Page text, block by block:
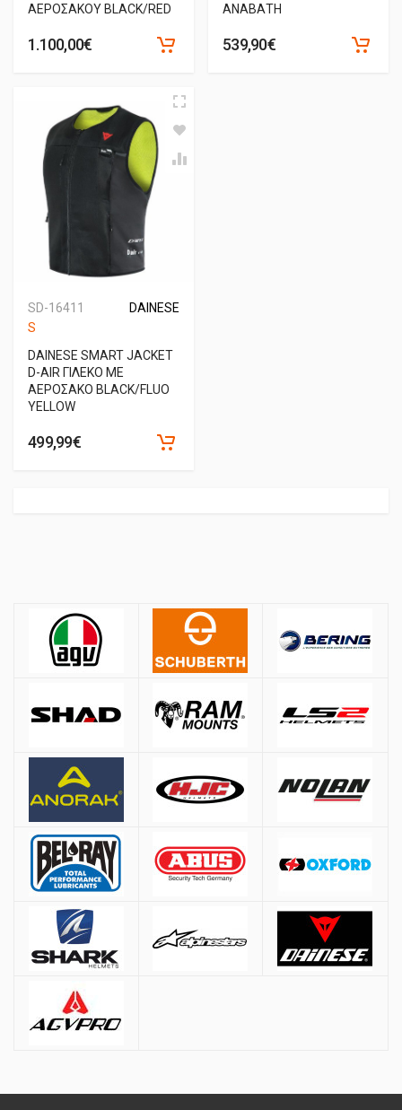
ΑΕΡΟΣΑΚΟΥ BLACK/RED
1.100,00€
ΑΝΑΒΑΤΗ
539,90€
SD-16411
DAINESE
S
DAINESE SMART JACKET
D-AIR ΓΙΛΕΚΟ ΜΕ
ΑΕΡΟΣΑΚΟ BLACK/FLUO
YELLOW
499,99€